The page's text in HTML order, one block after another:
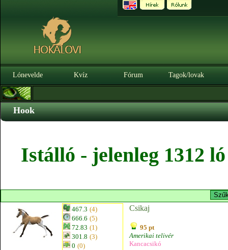
Lónevelde Kvíz Fórum Tagok/lovak
Hook
Istálló - jelenleg 1312
467.3 (4)
666.6 (5)
72.83 (1)
301.8 (3)
0 (0)
Csikaj
95 pt
Amerikai telivér
Kancacsikó